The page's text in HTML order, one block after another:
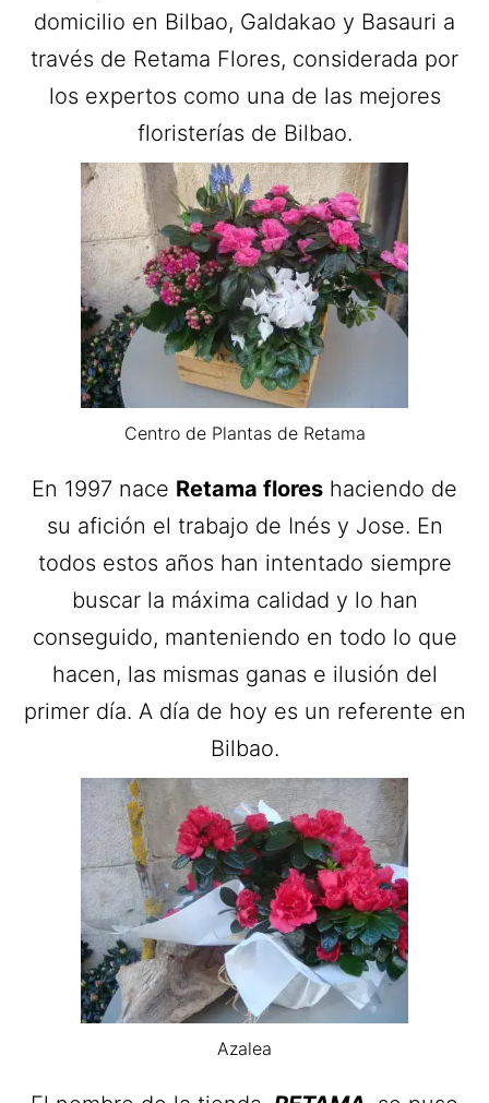
domicilio en Bilbao, Galdakao y Basauri a
través de Retama Flores, considerada por
los expertos como una de las mejores
floristerías de Bilbao.
Centro de Plantas de Retama
En 1997 nace Retama flores haciendo de
su afición el trabajo de Inés y Jose. En
todos estos años han intentado siempre
buscar la máxima calidad y lo han
conseguido, manteniendo en todo lo que
hacen, las mismas ganas e ilusión del
primer día. A día de hoy es un referente en
Bilbao.
Azalea